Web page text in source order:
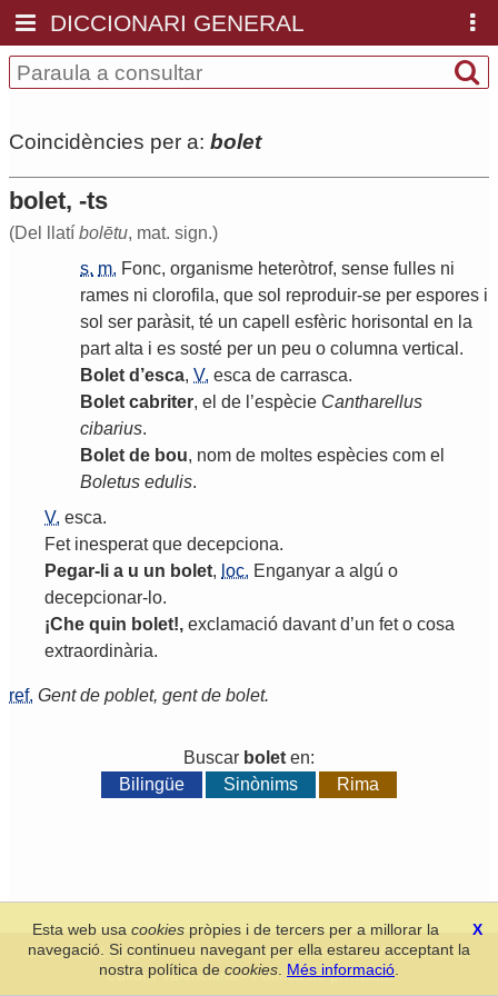
DICCIONARI GENERAL
Coincidències per a: bolet
bolet, -ts
(Del llatí bolētu, mat. sign.)
s. m. Fonc, organisme heteròtrof, sense fulles ni
rames ni clorofila, que sol reproduir-se per espores i
sol ser paràsit, té un capell esfèric horisontal en la
part alta i es sosté per un peu o columna vertical .
Bolet d ’esca, V. esca de carrasca.
Bolet cabriter, el de ’espècie Cantharellus
cibarius.
Bolet de bou, nom de moltes espècies com el
Boletus edulis.
V. esca.
Fet inesperat que decepciona.
Pegar- li a u un bolet, loc. Enganyar a algú o
decepcionar- lo.
¡Che quin bolet!, exclamació davant d’un fet o cosa
extraordinària.
ref. Gent de poblet, gent de bolet.
Buscar bolet en:
Bilingüe
Sinònims Rima
Secció de Llengua i Lliteratura Valencianes-Real Acadèmia de
Cultura Valenciana-Política de privacitat
X
Esta web usacookies pròpies i de tercers per a millorar la
navegació. Si continueu navegant per ella estareu acceptant la
nostra política de cookies Més informació